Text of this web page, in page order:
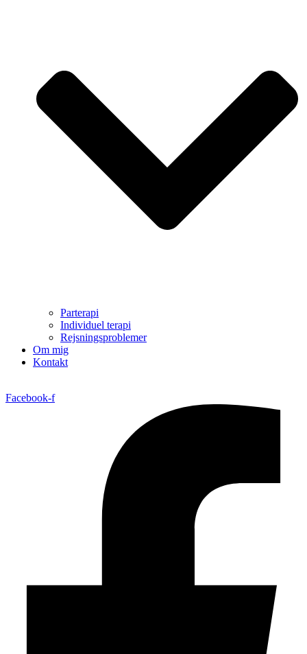
Parterapi
Individuel terapi
Rejsningsproblemer
Om mig
Kontakt
Facebook-f